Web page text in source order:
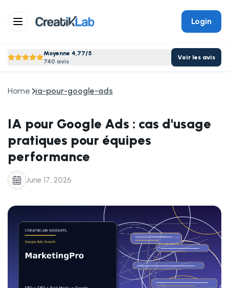
Login
Moyenne 4,77/5
740 avis
Voir les avis
Home ia-pour-google-ads
IA pour Google Ads : cas d'usage
pratiques pour équipes
performance
June 17, 2026